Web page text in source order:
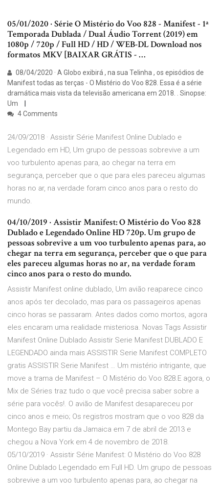
05/01/2020 · Série O Mistério do Voo 828 - Manifest - 1ª
Temporada Dublada / Dual Áudio Torrent (2019) em
1080p / 720p / Full HD / HD / WEB-DL Download nos
formatos MKV [BAIXAR GRÁTIS - …
08/04/2020 · A Globo exibirá , na sua Telinha , os episódios de
Manifest todas as terças - O Mistério do Voo 828. Essa é a série
dramática mais vista da televisão americana em 2018. ️. Sinopse:
Um
4 Comments
24/09/2018 · Assistir Série Manifest Online Dublado e
Legendado em HD, Um grupo de pessoas sobrevive a um
voo turbulento apenas para, ao chegar na terra em
segurança, perceber que o que para eles pareceu algumas
horas no ar, na verdade foram cinco anos para o resto do
mundo.
04/10/2019 · Assistir Manifest: O Mistério do Voo 828
Dublado e Legendado Online HD 720p. Um grupo de
pessoas sobrevive a um voo turbulento apenas para, ao
chegar na terra em segurança, perceber que o que para
eles pareceu algumas horas no ar, na verdade foram
cinco anos para o resto do mundo.
Assistir Manifest online dublado, Um avião reaparece cinco
anos após ter decolado, mas para os passageiros apenas
cinco horas se passaram. Antes dados como mortos, agora
eles encaram uma realidade misteriosa. Novas Tags Assistir
Manifest Online Dublado Assistir Serie Manifest DUBLADO E
LEGENDADO ainda mais ASSISTIR Serie Manifest COMPLETO
gratis ASSISTIR Serie Manifest … Um mistério intrigante, que
move a trama de Manifest – O Mistério do Voo 828.E agora, o
Mix de Séries traz tudo o que você precisa saber sobre a
série para vocês!. O avião de Manifest desapareceu por
cinco anos e meio; Os registros mostram que o voo 828 da
Montego Bay partiu da Jamaica em 7 de abril de 2013 e
chegou a Nova York em 4 de novembro de 2018.
05/10/2019 · Assistir Série Manifest: O Mistério do Voo 828
Online Dublado Legendado em Full HD. Um grupo de pessoas
sobrevive a um voo turbulento apenas para, ao chegar na